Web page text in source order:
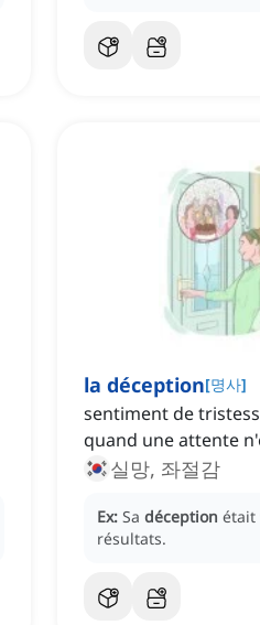
la déception[명사]
sentiment de
quand une attente
실망, 좌절감
Ex: Sa déception était
résultats.